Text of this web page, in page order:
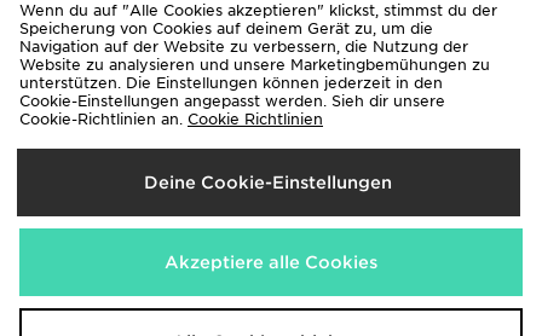
Lieferung Nach
Österreich
Wir akzeptieren folgende Zahlungsmethoden
Wenn du auf "Alle Cookies akzeptieren" klickst, stimmst du der
Speicherung von Cookies auf deinem Gerät zu, um die
Navigation auf der Website zu verbessern, die Nutzung der
Website zu analysieren und unsere Marketingbemühungen zu
unterstützen. Die Einstellungen können jederzeit in den
Cookie-Einstellungen angepasst werden. Sieh dir unsere
Cookie-Richtlinien an. Cookie Richtlinien
Deine Cookie-Einstellungen
Akzeptiere alle Cookies